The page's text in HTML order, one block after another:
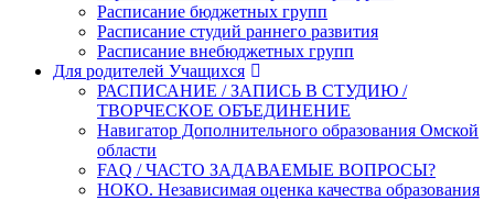
Расписание бюджетных групп
Расписание студий раннего развития
Расписание внебюджетных групп
Для родителей Учащихся
РАСПИСАНИЕ / ЗАПИСЬ В СТУДИЮ /
ТВОРЧЕСКОЕ ОБЪЕДИНЕНИЕ
Навигатор Дополнительного образования Омской
области
FAQ / ЧАСТО ЗАДАВАЕМЫЕ ВОПРОСЫ?
НОКО. Независимая оценка качества образования